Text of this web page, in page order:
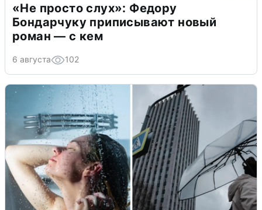
«Не просто слух»: Федору
Бондарчуку приписывают новый
роман — с кем
6 августа 102